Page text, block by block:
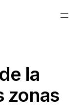
la
zonas